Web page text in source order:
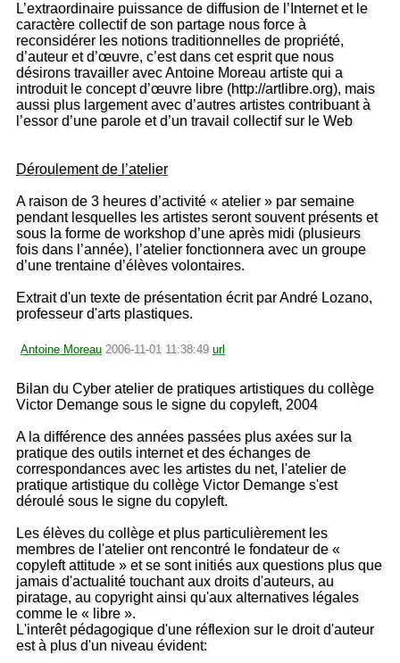
L’extraordinaire puissance de diffusion de l’Internet et le
caractère collectif de son partage nous force à
reconsidérer les notions traditionnelles de propriété,
d’auteur et d’œuvre, c’est dans cet esprit que nous
désirons travailler avec Antoine Moreau artiste qui a
introduit le concept d’œuvre libre (http://artlibre.org), mais
aussi plus largement avec d’autres artistes contribuant à
l’essor d’une parole et d’un travail collectif sur le Web
Déroulement de l’atelier
A raison de 3 heures d’activité « atelier » par semaine
pendant lesquelles les artistes seront souvent présents et
sous la forme de workshop d’une après midi (plusieurs
fois dans l’année), l’atelier fonctionnera avec un groupe
d’une trentaine d’élèves volontaires.
Extrait d'un texte de présentation écrit par André Lozano,
professeur d'arts plastiques.
Antoine Moreau 2006-11-01 11:38:49 url
Bilan du Cyber atelier de pratiques artistiques du collège
Victor Demange sous le signe du copyleft, 2004
A la différence des années passées plus axées sur la
pratique des outils internet et des échanges de
correspondances avec les artistes du net, l'atelier de
pratique artistique du collège Victor Demange s'est
déroulé sous le signe du copyleft.
Les élèves du collège et plus particulièrement les
membres de l'atelier ont rencontré le fondateur de «
copyleft attitude » et se sont initiés aux questions plus que
jamais d'actualité touchant aux droits d'auteurs, au
piratage, au copyright ainsi qu'aux alternatives légales
comme le « libre ».
L'interêt pédagogique d'une réflexion sur le droit d'auteur
est à plus d'un niveau évident: